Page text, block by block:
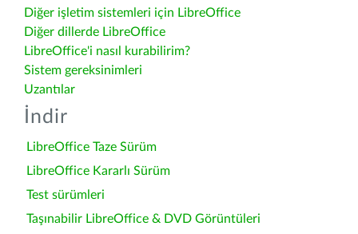
Diğer işletim sistemleri için LibreOffice
Diğer dillerde LibreOffice
LibreOffice'i nasıl kurabilirim?
Sistem gereksinimleri
Uzantılar
İndir
LibreOffice Taze Sürüm
LibreOffice Kararlı Sürüm
Test sürümleri
Taşınabilir LibreOffice & DVD Görüntüleri